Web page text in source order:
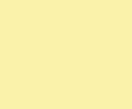
бы не
поперёк? Почему
сидеть на месте
можем спасти
жизней? Знаю, это